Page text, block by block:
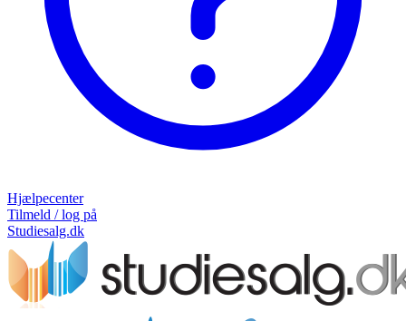
Hjælpecenter
Tilmeld / log på
Studiesalg.dk